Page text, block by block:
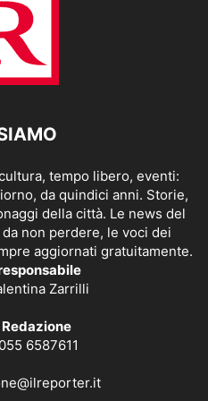
tempo libero, eventi:
da quindici anni. Storie,
della città. Le news del
non perdere, le voci dei
aggiornati gratuitamente.
Zarrilli
6587611